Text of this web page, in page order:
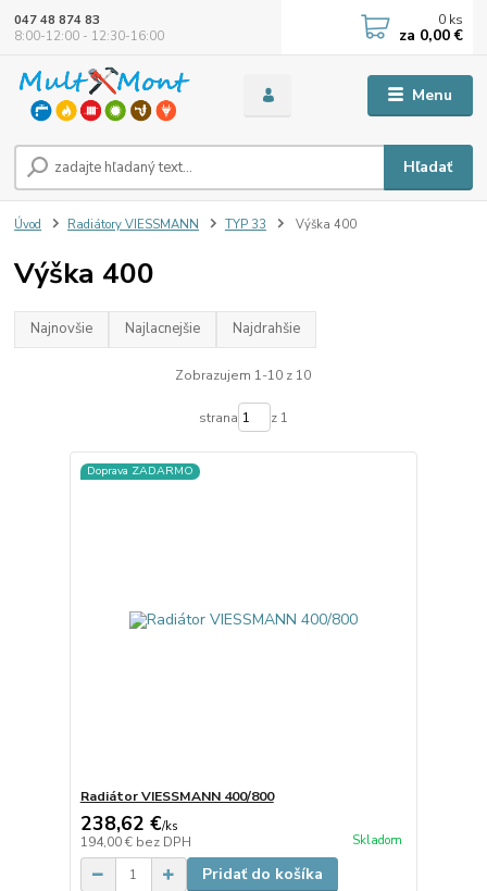
Menu
Hľadať
047 48 874 83
8:00-12:00 - 12:30-16:00
0 ks
za 0,00 €
Úvod Radiátory VIESSMANN TYP 33 Výška 400
Výška 400
Najnovšie Najlacnejšie Najdrahšie
Zobrazujem 1-10 z 10
strana z 1
Doprava ZADARMO
Radiátor VIESSMANN 400/800
238,62 €/ks
194,00 € bez DPH Skladom
Pridať do košíka